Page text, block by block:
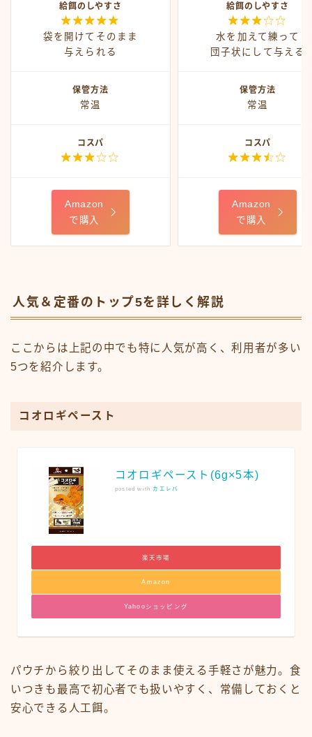
給餌のしやすさ

袋を開けてそのまま
与えられる
保管方法
常温
コスパ

Amazon
で購入
給餌のしやすさ

水を加えて練って
団子状にして与える
保管方法
常温
コスパ

Amazon
で購入
人気＆定番のトップ5を詳しく解説
ここからは上記の中でも特に人気が高く、利用者が多い
5つを紹介します。
コオロギペースト
コオロギペースト(6g×5本)
posted with カエレバ
楽天市場
Amazon
Yahooショッピング
パウチから絞り出してそのまま使える手軽さが魅力。食
いつきも最高で初心者でも扱いやすく、常備しておくと
安心できる人工餌。